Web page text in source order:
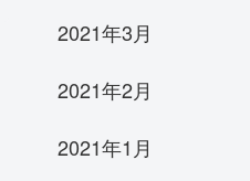
2021年3月
2021年2月
2021年1月